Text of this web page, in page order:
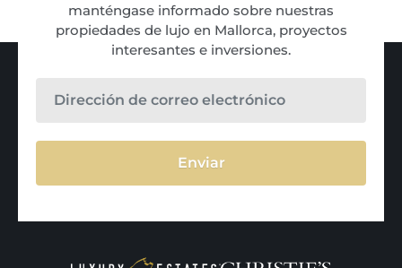
manténgase informado sobre nuestras
propiedades de lujo en Mallorca, proyectos
interesantes e inversiones.
Enviar